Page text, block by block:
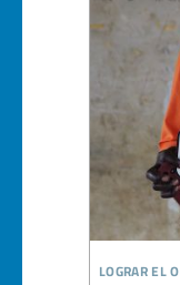
lograr el